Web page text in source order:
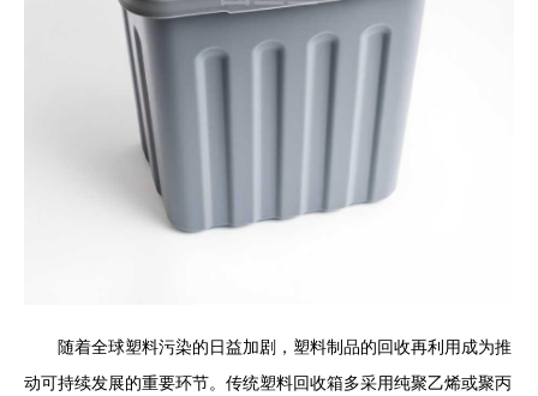
随着全球塑料污染的日益加剧，塑料制品的回收再利用成为推
动可持续发展的重要环节。传统塑料回收箱多采用纯聚乙烯或聚丙